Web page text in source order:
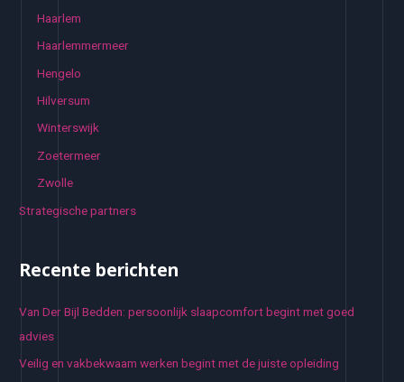
Haarlem
Haarlemmermeer
Hengelo
Hilversum
Winterswijk
Zoetermeer
Zwolle
Strategische partners
Recente berichten
Van Der Bijl Bedden: persoonlijk slaapcomfort begint met goed
advies
Veilig en vakbekwaam werken begint met de juiste opleiding